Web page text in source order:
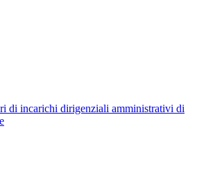
di incarichi dirigenziali amministrativi di